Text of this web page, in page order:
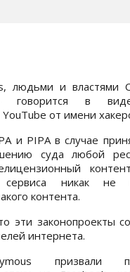
людьми и властями
говорится в
от имени
и PIPA в случае
суда любой
сервиса никак не
контента.
эти законопроекты
интернета.
призвали